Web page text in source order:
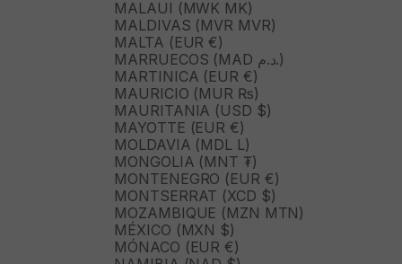
MALAUI (MWK MK)
MALDIVAS (MVR MVR)
MALTA (EUR €)
MARRUECOS (MAD د.م.)
MARTINICA (EUR €)
MAURICIO (MUR ₨)
MAURITANIA (USD $)
MAYOTTE (EUR €)
MOLDAVIA (MDL L)
MONGOLIA (MNT ₮)
MONTENEGRO (EUR €)
MONTSERRAT (XCD $)
MOZAMBIQUE (MZN MTN)
MÉXICO (MXN $)
MÓNACO (EUR €)